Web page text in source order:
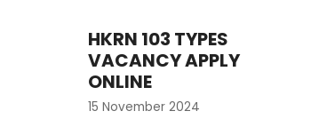
HKRN 103 TYPES
VACANCY APPLY
ONLINE
15 November 2024